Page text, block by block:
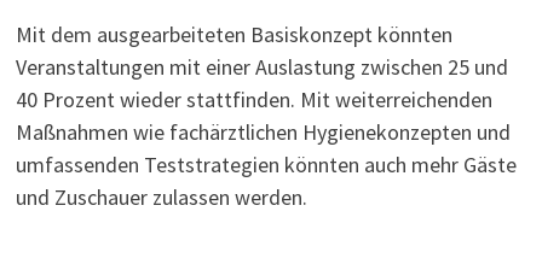
Mit dem ausgearbeiteten Basiskonzept könnten
Veranstaltungen mit einer Auslastung zwischen 25 und
40 Prozent wieder stattfinden. Mit weiterreichenden
Maßnahmen wie fachärztlichen Hygienekonzepten und
umfassenden Teststrategien könnten auch mehr Gäste
und Zuschauer zulassen werden.